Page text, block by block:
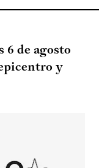
6 de agosto
y